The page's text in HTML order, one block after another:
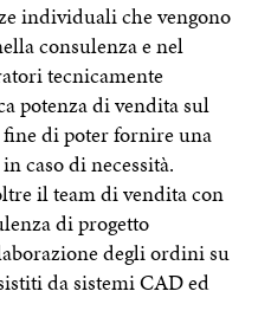
individuali che vengono
consulenza e nel
tecnicamente
potenza di vendita sul
di poter fornire una
caso di necessità.
il team di vendita con
di progetto
degli ordini su
da sistemi CAD ed